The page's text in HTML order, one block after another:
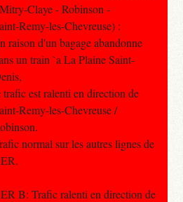
Claye - Robinson -
Remy-les-Chevreuse) :
raison d'un bagage abandonne
un train `a La Plaine Saint-
trafic est ralenti en direction de
Remy-les-Chevreuse /
normal sur les autres lignes de
B: Trafic ralenti en direction de